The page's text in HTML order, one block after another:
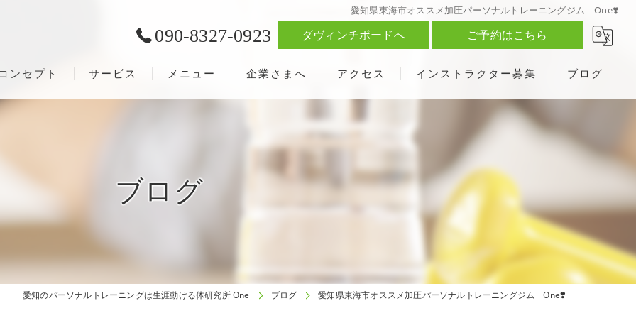
愛知県東海市オススメ加圧パーソナルトレーニングジム One❣️
090-8327-0923 ダヴィンチボードへ ご予約はこちら
ンセプト サービス メニュー 企業さまへ アクセス インストラクター募集 ブログ
ブログ
愛知のパーソナルトレーニングは生涯動ける体研究所 One ブログ 愛知県東海市オススメ加圧パーソナルトレーニングジム One❣️